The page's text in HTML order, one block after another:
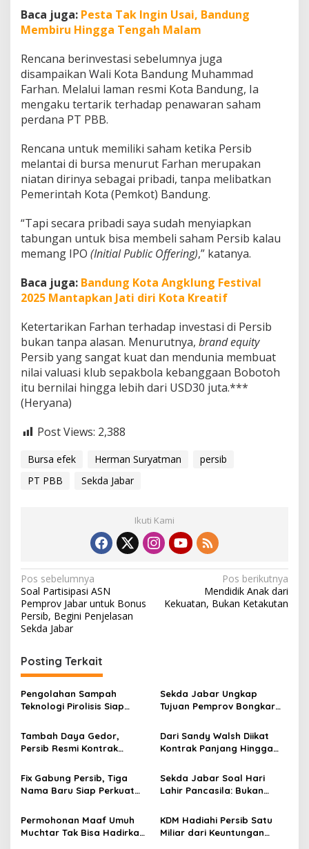
Baca juga: Pesta Tak Ingin Usai, Bandung
Membiru Hingga Tengah Malam
Rencana berinvestasi sebelumnya juga
disampaikan Wali Kota Bandung Muhammad
Farhan. Melalui laman resmi Kota Bandung, Ia
mengaku tertarik terhadap penawaran saham
perdana PT PBB.
Rencana untuk memiliki saham ketika Persib
melantai di bursa menurut Farhan merupakan
niatan dirinya sebagai pribadi, tanpa melibatkan
Pemerintah Kota (Pemkot) Bandung.
“Tapi secara pribadi saya sudah menyiapkan
tabungan untuk bisa membeli saham Persib kalau
memang IPO (Initial Public Offering),” katanya.
Baca juga: Bandung Kota Angklung Festival
2025 Mantapkan Jati diri Kota Kreatif
Ketertarikan Farhan terhadap investasi di Persib
bukan tanpa alasan. Menurutnya, brand equity
Persib yang sangat kuat dan mendunia membuat
nilai valuasi klub sepakbola kebanggaan Bobotoh
itu bernilai hingga lebih dari USD30 juta.***
(Heryana)
Post Views: 2,388
Bursa efek Herman Suryatman
persib
PT PBB
Sekda Jabar
Ikuti Kami
N
a
v
g
a
s
p
o
s
Pos sebelumnya
Soal Partisipasi ASN
Pemprov Jabar untuk Bonus
Persib, Begini Penjelasan
Sekda Jabar
Pos berikutnya
Mendidik Anak dari
Kekuatan, Bukan Ketakutan
Posting Terkait
Pengolahan Sampah
Teknologi Pirolisis Siap
Sampah Harian Jawa
Barat
Sekda Jabar Ungkap
Tujuan Pemprov Bongkar
Gasibu
Tambah Daya Gedor,
Persib Resmi Kontrak
Tahun
Dari Sandy Walsh Diikat
Kontrak Panjang Hingga
Berkostum Persib
Fix Gabung Persib, Tiga
Nama Baru Siap Perkuat
2026/27
Sekda Jabar Soal Hari
Lahir Pancasila: Bukan
Eksekusi Nilainya
Permohonan Maaf Umuh
Muchtar Tak Bisa Hadirkan
KDM Hadiahi Persib Satu
Miliar dari Keuntungan